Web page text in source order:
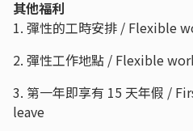
其他福利
1. 彈性的工時安排 / Flexible
2. 彈性工作地點 / Flexible
3. 第一年即享有 15 天年假 /
leave